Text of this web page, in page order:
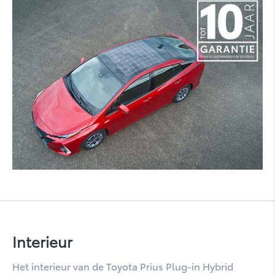
C-HR Plus
Interieur
Het interieur van de Toyota Prius Plug-in Hybrid